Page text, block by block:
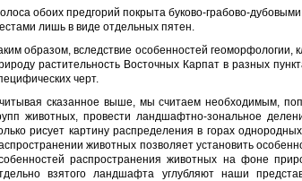
обоих предгорий покрыта буково-грабово-
лишь в виде отдельных пятен.
образом, вследствие особенностей геоморфологии,
растительность Восточных Карпат в разных
черт.
сказанное выше, мы считаем необходимым,
животных, провести ландшафтно-зональное
рисует картину распределения в горах
животных позволяет установить
распространения животных на фоне
взятого ландшафта углубляют наши